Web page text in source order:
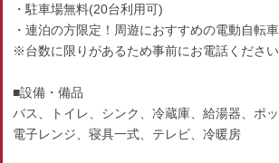
・駐車場無料(20台利用可)
・連泊の方限定！周遊におすすめの電動自転
※台数に限りがあるため事前にお電話ください
■設備・備品
バス、トイレ、シンク、冷蔵庫、給湯器、ポッ
電子レンジ、寝具一式、テレビ、冷暖房